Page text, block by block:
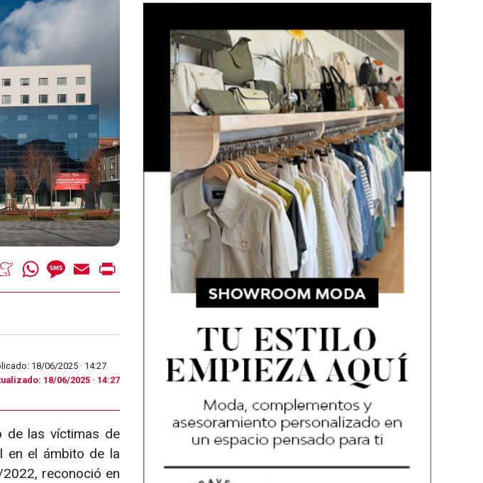
MeneameWhatsAppMessage
Email
18/06/2025 · 14:27
18/06/2025 · 14:27
de las víctimas de
en el ámbito de la
reconoció en